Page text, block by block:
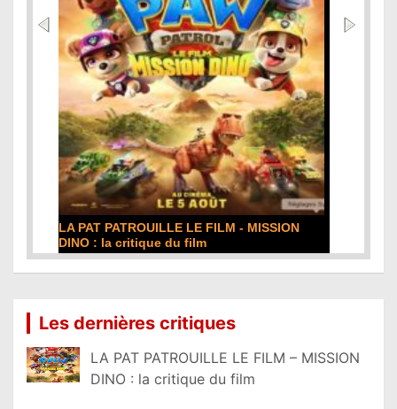
LA PAT PATROUILLE LE FILM - MISSION
DINO : la critique du film
Les dernières critiques
LA PAT PATROUILLE LE FILM – MISSION
DINO : la critique du film